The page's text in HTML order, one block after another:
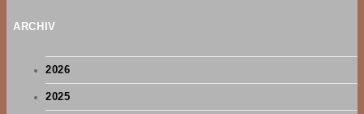
ARCHIV
2026
2025